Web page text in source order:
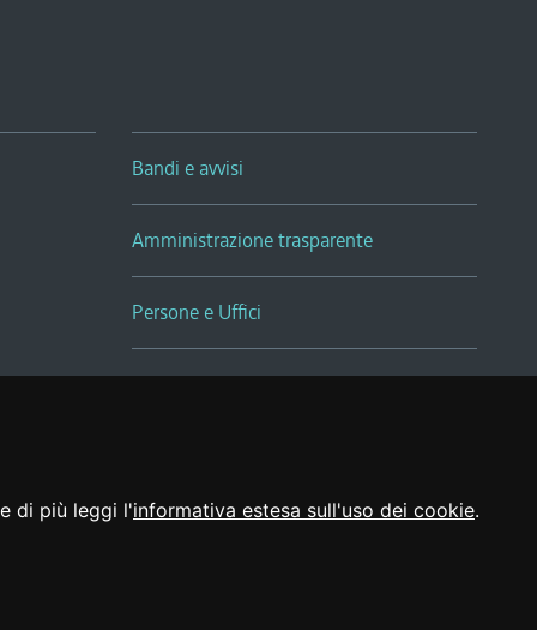
di più leggi l'informativa estesa sull'uso dei cookie.
Bandi e avvisi
Amministrazione trasparente
Persone e Uffici
Sala Tiziano Tessitori
Realizzato da